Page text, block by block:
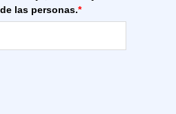
las personas.*